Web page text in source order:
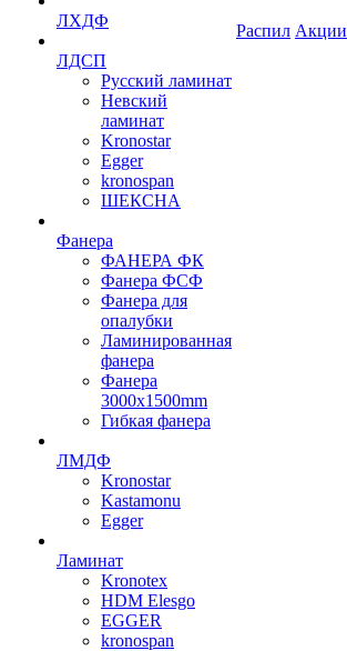
ЛХДФ
ЛДСП
Русский ламинат
Невский
ламинат
Kronostar
Egger
kronospan
ШЕКСНА
Фанера
ФАНЕРА ФК
Фанера ФСФ
Фанера для
опалубки
Ламинированная
фанера
Фанера
3000х1500mm
Гибкая фанера
ЛМДФ
Kronostar
Kastamonu
Egger
Ламинат
Kronotex
HDM Elesgo
EGGER
kronospan
Распил Акции